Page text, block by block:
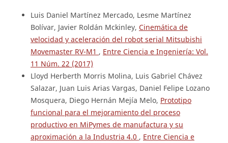
Luis Daniel Martínez Mercado, Lesme Martínez
Bolívar, Javier Roldán Mckinley, Cinemática de
velocidad y aceleración del robot serial Mitsubishi
Movemaster RV-M1 , Entre Ciencia e Ingeniería: Vol.
11 Núm. 22 (2017)
Lloyd Herberth Morris Molina, Luis Gabriel Chávez
Salazar, Juan Luis Arias Vargas, Daniel Felipe Lozano
Mosquera, Diego Hernán Mejía Melo, Prototipo
funcional para el mejoramiento del proceso
productivo en MiPymes de manufactura y su
aproximación a la Industria 4.0 , Entre Ciencia e